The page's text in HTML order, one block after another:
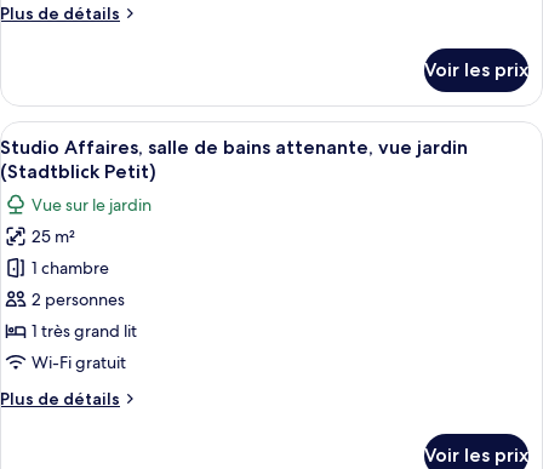
chambre :
de
bains
attenante
Plus de détails
Plus
le
type
de
chambre
Appartement,
salle
de
bains
attenante
Voir les prix
Afficher
toutes
les
photos
pour
ce
type
de
chambre :
Affaires,
Un salon moderne et minimaliste,
6
Studio Affaires, salle de bains attenante, vue jardin
(Stadtblick Petit)
Vue sur le jardin
25 m²
1 chambre
2 personnes
1 très grand lit
Wi-Fi gratuit
Plus de détails
Plus
Voir les prix